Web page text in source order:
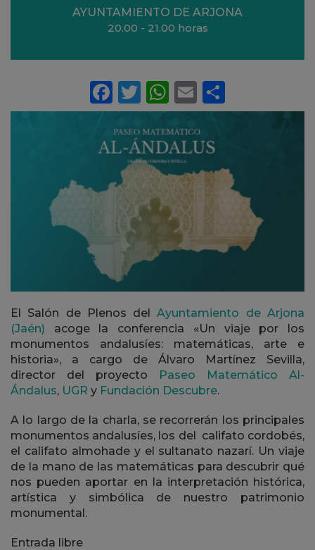
AYUNTAMIENTO DE ARJONA
20.00 - 21.00 horas
El Salón de Plenos delAyuntamiento de Arjona
(Jaén) acoge la conferencia «Un viaje por los
monumentos andalusíes: matemáticas, arte e
historia», a cargo de Álvaro Martínez Sevilla,
director del proyecto
Paseo Matemático Al-
Ándalus, UGR y Fundación Descubre.
A lo largo de la charla, se recorrerán los principales
monumentos andalusíes, los del califato cordobés,
el califato almohade y el sultanato nazarí. Un viaje
de la mano de las matemáticas para descubrir qué
nos pueden aportar en la interpretación histórica,
artística y simbólica de nuestro patrimonio
monumental.
Entrada libre